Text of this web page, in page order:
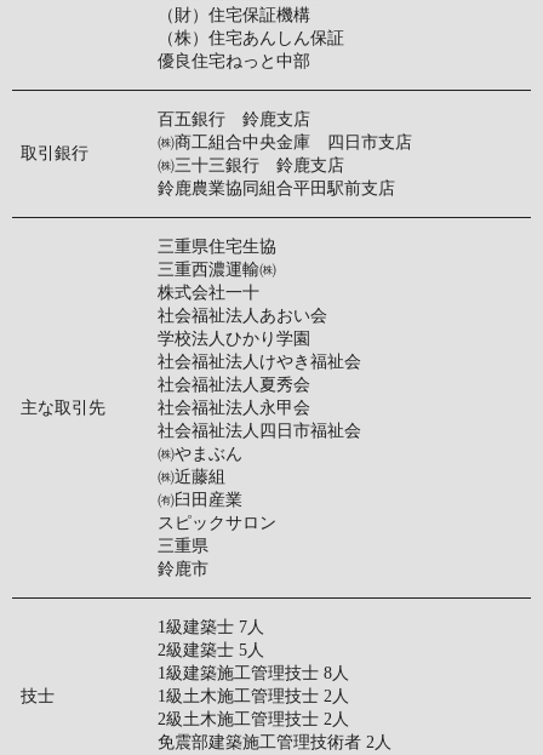
（財）住宅保証機構
（株）住宅あんしん保証
優良住宅ねっと中部
取引銀行
百五銀行 鈴鹿支店
㈱商工組合中央金庫 四日市支店
㈱三十三銀行 鈴鹿支店
鈴鹿農業協同組合平田駅前支店
主な取引先
三重県住宅生協
三重西濃運輸㈱
株式会社一十
社会福祉法人あおい会
学校法人ひかり学園
社会福祉法人けやき福祉会
社会福祉法人夏秀会
社会福祉法人永甲会
社会福祉法人四日市福祉会
㈱やまぶん
㈱近藤組
㈲臼田産業
スピックサロン
三重県
鈴鹿市
技士
1級建築士 7人
2級建築士 5人
1級建築施工管理技士 8人
1級土木施工管理技士 2人
2級土木施工管理技士 2人
免震部建築施工管理技術者 2人